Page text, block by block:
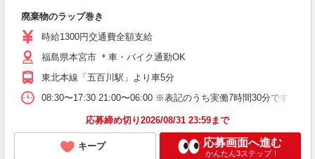
廃棄物のラップ巻き
時給1300円交通費全額支給
福島県本宮市 ＊車・バイク通勤OK
東北本線「五百川駅」より車5分
08:30〜17:30 21:00〜06:00 ※表記のうち実働7時間30分で
応募締め切り2026/08/31 23:59まで
キープ 応募画面へ進む
かんたん3ステップ！